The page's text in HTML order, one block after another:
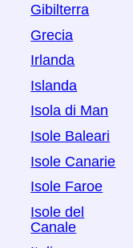
Gibilterra
Grecia
Irlanda
Islanda
Isola di Man
Isole Baleari
Isole Canarie
Isole Faroe
Isole del
Canale